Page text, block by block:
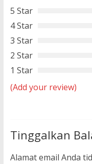
5 Star
4 Star
3 Star
2 Star
1 Star
(Add your review)
Tinggalkan
Alamat email Anda